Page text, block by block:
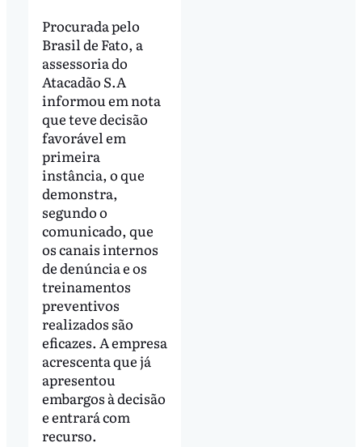
Procurada pelo
Brasil de Fato, a
assessoria do
Atacadão S.A
informou em nota
que teve decisão
favorável em
primeira
instância, o que
demonstra,
segundo o
comunicado, que
os canais internos
de denúncia e os
treinamentos
preventivos
realizados são
eficazes. A empresa
acrescenta que já
apresentou
embargos à decisão
e entrará com
recurso.